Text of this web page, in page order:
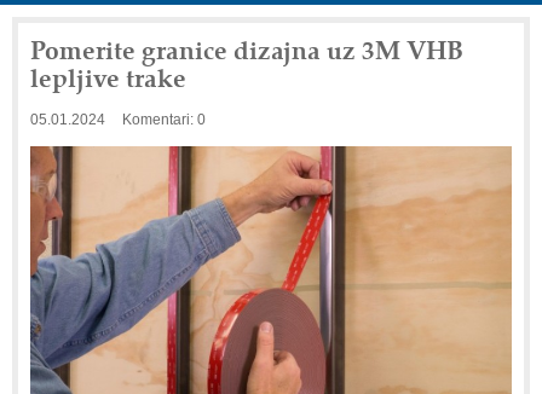
Pomerite granice dizajna uz 3M VHB
lepljive trake
05.01.2024 Komentari: 0